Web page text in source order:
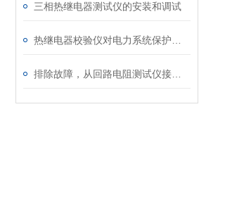
三相热继电器测试仪的安装和调试